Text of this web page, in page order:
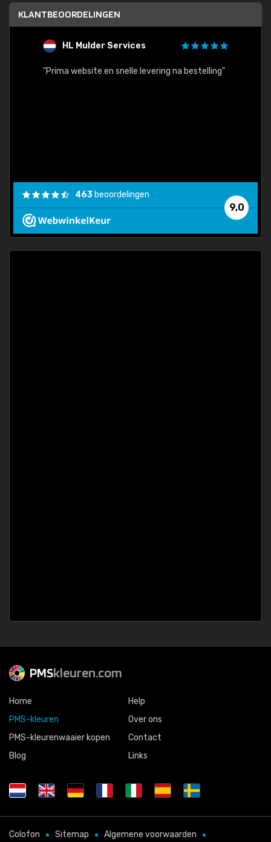
KLANTBEOORDELINGEN
HL Mulder Services
"Prima website en snelle levering na bestelling"
9,0
463 beoordelingen
PMSkleuren.com
Home
PMS-kleuren
PMS-kleurenwaaier kopen
Blog
Help
Over ons
Contact
Links
Colofon Sitemap Algemene voorwaarden